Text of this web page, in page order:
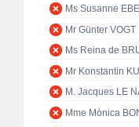
Ms Susanne
Mr Günter VOGT
Ms Reina de
Mr Konstantin
M. Jacques LE
Mme Mònica